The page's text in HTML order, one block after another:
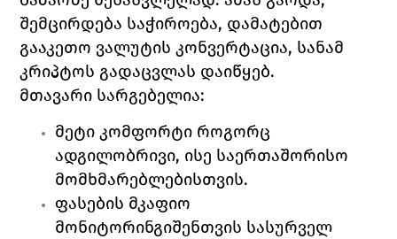
შემცირდება საჭიროება, დამატებით
გააკეთო ვალუტის კონვერტაცია, სანამ
კრიპტოს გადაცვლას დაიწყებ.
მთავარი სარგებელია:
მეტი კომფორტი როგორც
ადგილობრივი, ისე საერთაშორისო
მომხმარებლებისთვის.
ფასების მკაფიო
მონიტორინგიშენთვის სასურველ